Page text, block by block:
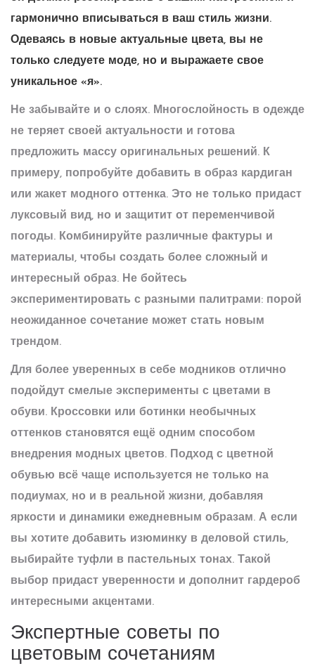
гармонично вписываться в ваш стиль жизни.
Одеваясь в новые актуальные цвета, вы не
только следуете моде, но и выражаете свое
уникальное «я».
Не забывайте и о слоях. Многослойность в одежде
не теряет своей актуальности и готова
предложить массу оригинальных решений. К
примеру, попробуйте добавить в образ кардиган
или жакет модного оттенка. Это не только придаст
луксовый вид, но и защитит от переменчивой
погоды. Комбинируйте различные фактуры и
материалы, чтобы создать более сложный и
интересный образ. Не бойтесь
экспериментировать с разными палитрами: порой
неожиданное сочетание может стать новым
трендом.
Для более уверенных в себе модников отлично
подойдут смелые эксперименты с цветами в
обуви. Кроссовки или ботинки необычных
оттенков становятся ещё одним способом
внедрения модных цветов. Подход с цветной
обувью всё чаще используется не только на
подиумах, но и в реальной жизни, добавляя
яркости и динамики ежедневным образам. А если
вы хотите добавить изюминку в деловой стиль,
выбирайте туфли в пастельных тонах. Такой
выбор придаст уверенности и дополнит гардероб
интересными акцентами.
Экспертные советы по
цветовым сочетаниям